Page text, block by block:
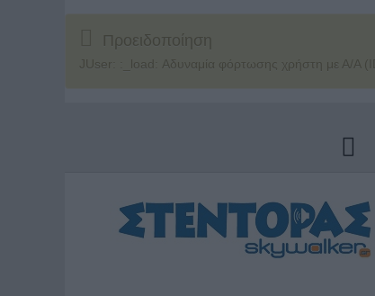
Προειδοποίηση
JUser: :_load: Αδυναμία φόρτωσης χρήστη με Α/Α